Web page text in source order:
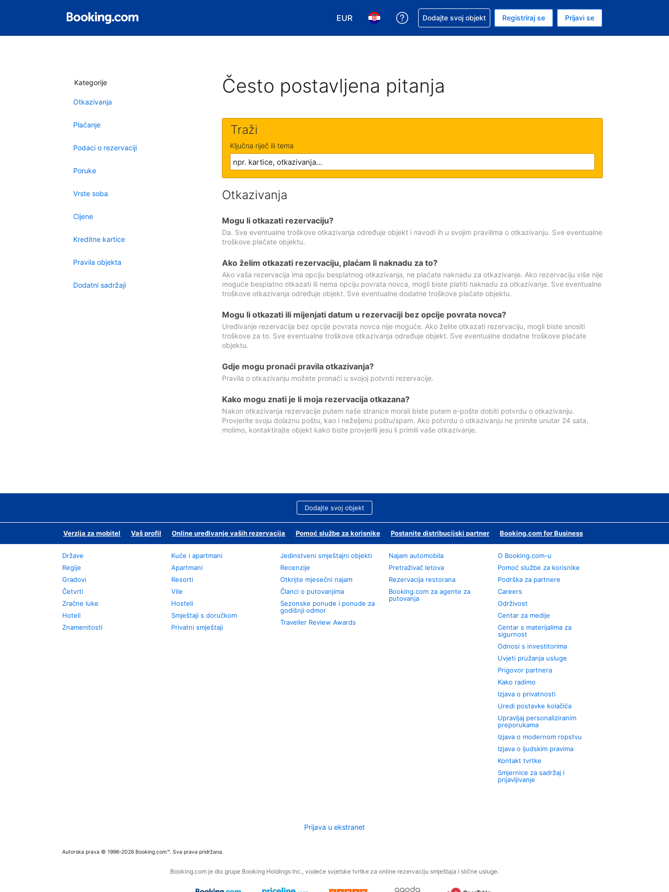
EUR
Odaberite valutu. Vaša je trenutačna valuta EUR
Odaberite svoj jezik. Vaš je trenutačni jezik Hrvatskom
Zatražite pomoć sa svojom rezervacijom
Dodajte svoj objekt Registriraj se Prijavi se
Kategorije
Otkazivanja
Plaćanje
Podaci o rezervaciji
Poruke
Vrste soba
Cijene
Kreditne kartice
Pravila objekta
Dodatni sadržaji
Često postavljena pitanja
Traži
Ključna riječ ili tema
Otkazivanja
Mogu li otkazati rezervaciju?
Da. Sve eventualne troškove otkazivanja određuje objekt i navodi ih u svojim pravilima o otkazivanju. Sve eventualne
troškove plaćate objektu.
Ako želim otkazati rezervaciju, plaćam li naknadu za to?
Ako vaša rezervacija ima opciju besplatnog otkazivanja, ne plaćate naknadu za otkazivanje. Ako rezervaciju više nije
moguće besplatno otkazati ili nema opciju povrata novca, mogli biste platiti naknadu za otkazivanje. Sve eventualne
troškove otkazivanja određuje objekt. Sve eventualne dodatne troškove plaćate objektu.
Mogu li otkazati ili mijenjati datum u rezervaciji bez opcije povrata novca?
Uređivanje rezervacija bez opcije povrata novca nije moguće. Ako želite otkazati rezervaciju, mogli biste snositi
troškove za to. Sve eventualne troškove otkazivanja određuje objekt. Sve eventualne dodatne troškove plaćate
objektu.
Gdje mogu pronaći pravila otkazivanja?
Pravila o otkazivanju možete pronaći u svojoj potvrdi rezervacije.
Kako mogu znati je li moja rezervacija otkazana?
Nakon otkazivanja rezervacije putem naše stranice morali biste putem e-pošte dobiti potvrdu o otkazivanju.
Provjerite svoju dolaznu poštu, kao i neželjenu poštu/spam. Ako potvrdu o otkazivanju ne primite unutar 24 sata,
molimo, kontaktirajte objekt kako biste provjerili jesu li primili vaše otkazivanje.
Dodajte svoj objekt
Verzija za mobitel Vaš profil Online uređivanje vaših rezervacija Pomoć službe za korisnike Postanite distribucijski partner Booking.com for Business
Države
Regije
Gradovi
Četvrti
Zračne luke
Hoteli
Znamenitosti
Kuće i apartmani
Apartmani
Resorti
Vile
Hosteli
Smještaji s doručkom
Privatni smještaji
Jedinstveni smještajni objekti
Recenzije
Otkrijte mjesečni najam
Članci o putovanjima
Sezonske ponude i ponude za
godišnji odmor
Traveller Review Awards
Najam automobila
Pretraživač letova
Rezervacija restorana
Booking.com za agente za
putovanja
O Booking.com-u
Pomoć službe za korisnike
Podrška za partnere
Careers
Održivost
Centar za medije
Centar s materijalima za
sigurnost
Odnosi s investitorima
Uvjeti pružanja usluge
Prigovor partnera
Kako radimo
Izjava o privatnosti
Uredi postavke kolačića
Upravljaj personaliziranim
preporukama
Izjava o modernom ropstvu
Izjava o ljudskim pravima
Kontakt tvrtke
Smjernice za sadržaj i
prijavljivanje
Prijava u ekstranet
Autorska prava © 1996–2026 Booking.com™. Sva prava pridržana.
Booking.com je dio grupe Booking Holdings Inc., vodeće svjetske tvrtke za online rezervaciju smještaja i slične usluge.